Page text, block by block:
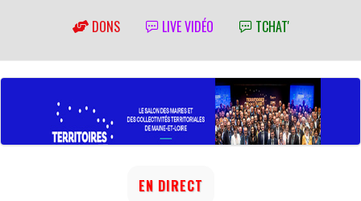
DONS LIVE VIDÉO TCHAT'
EN DIRECT